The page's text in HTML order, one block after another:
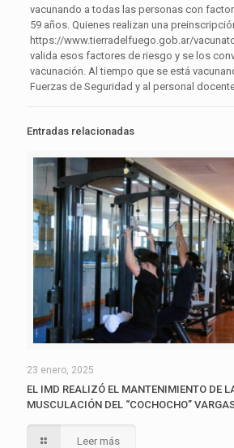
vacunando a todas las personas con
59 años. Quienes realizan una
https://www.tierradelfuego.gob.ar/
valida esos factores de riesgo y se los
vacunación. Al tiempo que se está
Fuerzas de Seguridad y al personal
Entradas relacionadas
23 enero, 2025
EL IMD REALIZÓ EL MANTENIMIENTO DE
MUSCULACIÓN DEL “COCHOCHO”
Leer más